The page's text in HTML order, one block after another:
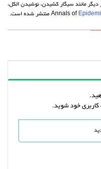
مانند سیگار کشیدن، نوشیدن الکل،
منتشر شده است.
کاربری خود شوید.